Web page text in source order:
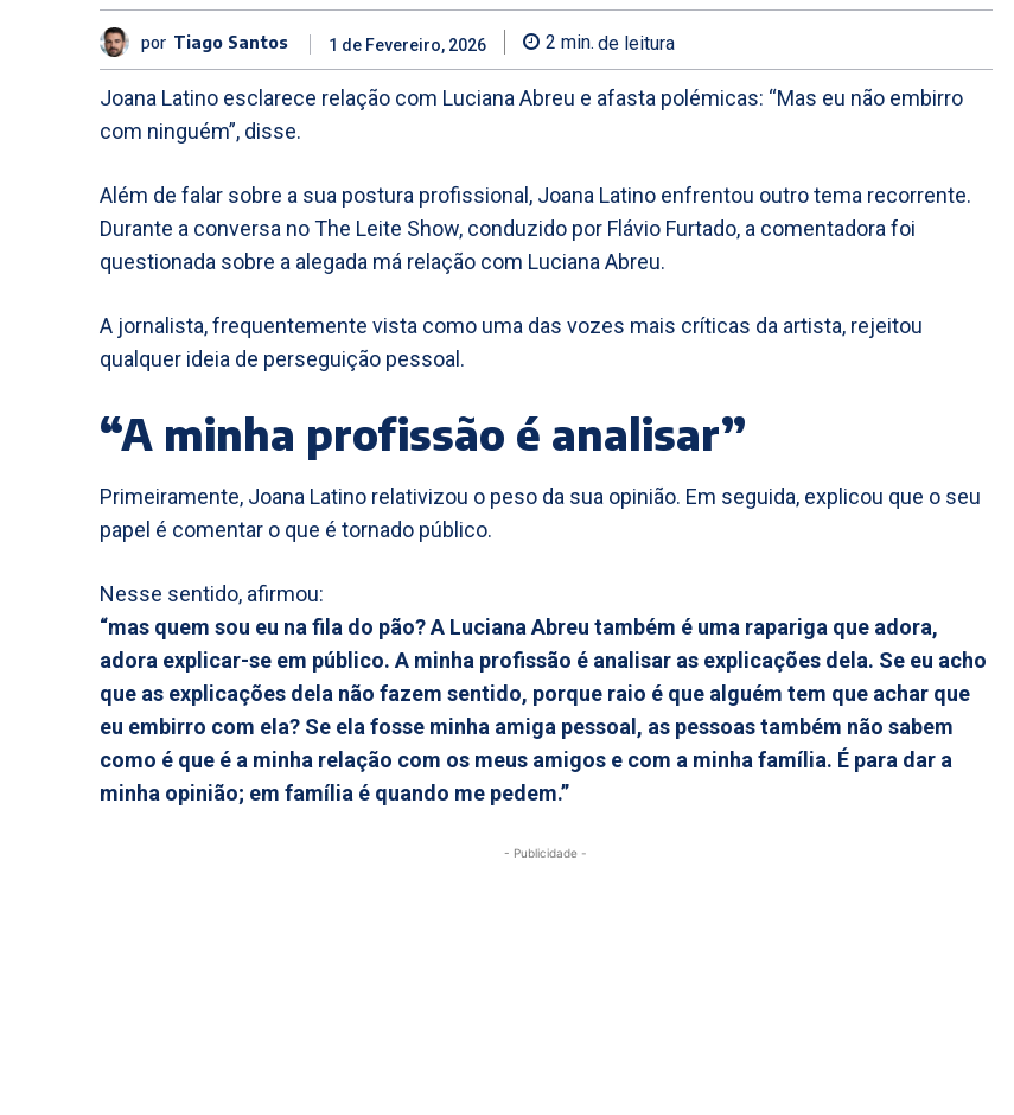
por Tiago Santos 1 de Fevereiro, 2026 2 min. de leitura
Joana Latino esclarece relação com Luciana Abreu e afasta polémicas: “Mas eu não embirro
com ninguém”, disse.
Além de falar sobre a sua postura profissional, Joana Latino enfrentou outro tema recorrente.
Durante a conversa no The Leite Show, conduzido por Flávio Furtado, a comentadora foi
questionada sobre a alegada má relação com Luciana Abreu.
A jornalista, frequentemente vista como uma das vozes mais críticas da artista, rejeitou
qualquer ideia de perseguição pessoal.
“A minha profissão é analisar”
Primeiramente, Joana Latino relativizou o peso da sua opinião. Em seguida, explicou que o seu
papel é comentar o que é tornado público.
Nesse sentido, afirmou:
“mas quem sou eu na fila do pão? A Luciana Abreu também é uma rapariga que adora,
adora explicar-se em público. A minha profissão é analisar as explicações dela. Se eu acho
que as explicações dela não fazem sentido, porque raio é que alguém tem que achar que
eu embirro com ela? Se ela fosse minha amiga pessoal, as pessoas também não sabem
como é que é a minha relação com os meus amigos e com a minha família. É para dar a
minha opinião; em família é quando me pedem.”
- Publicidade -